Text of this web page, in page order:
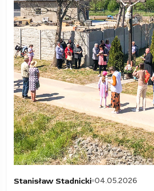
Stanisław Stadnicki 04.05.2026